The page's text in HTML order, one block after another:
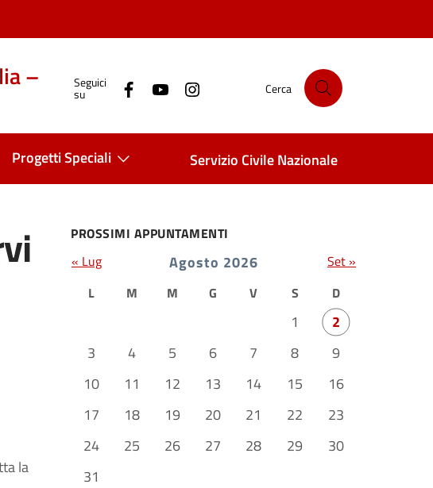
– Seguici
su Cerca
Progetti Speciali Servizio Civile Nazionale
la
PROSSIMI APPUNTAMENTI
Agosto 2026
L M M G V S D
1
2
3
4 5 6 7 8
9
10
11 12 13 14 15
16
17
18 19 20 21 22
23
24
25 26 27 28 29
30
31
« Lug Set »